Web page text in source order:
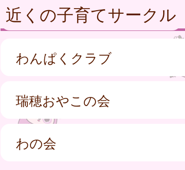
近くの子育てサークル
わんぱくクラブ
瑞穂おやこの会
わの会